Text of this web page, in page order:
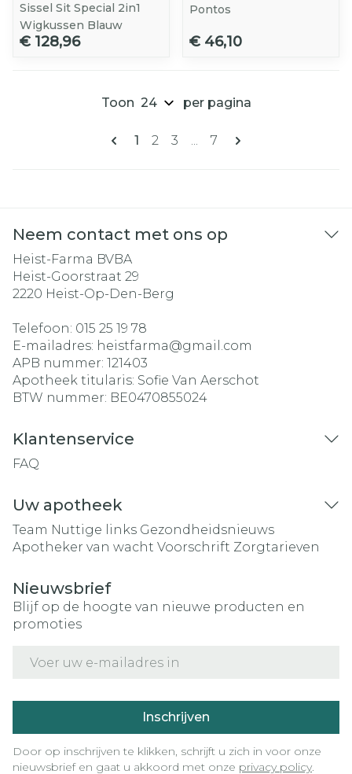
Sissel Sit Special 2in1
Wigkussen Blauw
€ 128,96
Pontos
€ 46,10
Pagina's
U lees momenteel pagina
1 Pagina
2 Pagina
3 ... Pagina
7
Toon per pagina
Neem contact met ons op
Heist-Farma BVBA
Heist-Goorstraat 29
2220 Heist-Op-Den-Berg
Telefoon: 015 25 19 78
E-mailadres: heistfarma@gmail.com
APB nummer: 121403
Apotheek titularis: Sofie Van Aerschot
BTW nummer: BE0470855024
Klantenservice
FAQ
Uw apotheek
Team Nuttige links Gezondheidsnieuws
Apotheker van wacht Voorschrift Zorgtarieven
Nieuwsbrief
Blijf op de hoogte van nieuwe producten en
promoties
Inschrijven
Door op inschrijven te klikken, schrijft u zich in voor onze
nieuwsbrief en gaat u akkoord met onze privacy policy.